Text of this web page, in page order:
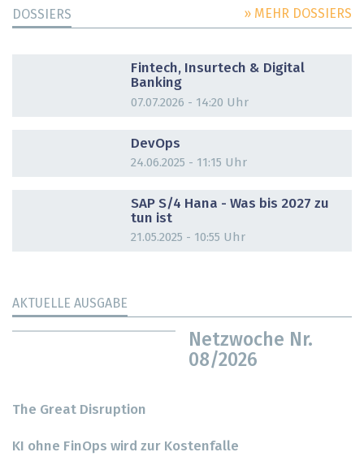
DOSSIERS » MEHR DOSSIERS
Fintech, Insurtech & Digital
Banking
07.07.2026 - 14:20 Uhr
DevOps
24.06.2025 - 11:15 Uhr
SAP S/4 Hana - Was bis 2027 zu
tun ist
21.05.2025 - 10:55 Uhr
AKTUELLE AUSGABE
Netzwoche Nr.
08/2026
The Great Disruption
KI ohne FinOps wird zur Kostenfalle